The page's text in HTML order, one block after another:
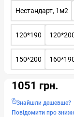
Нестандарт, 1м2
120*190
150*200
1051 грн.
Знайшли дешевше?
Повідомити про